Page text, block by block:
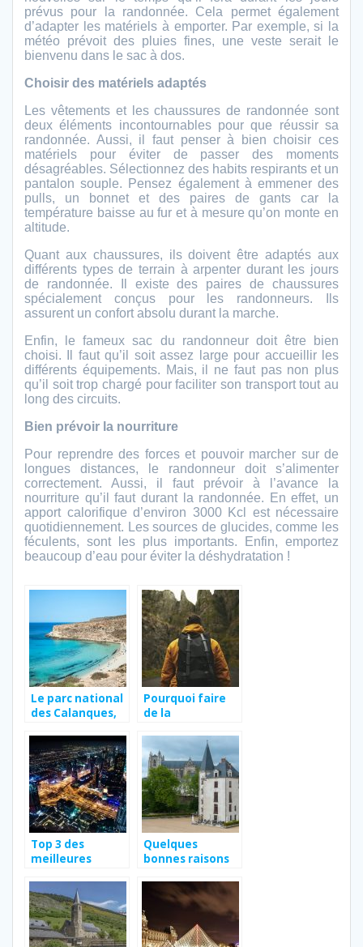
prévus pour la randonnée. Cela permet également
d’adapter les matériels à emporter. Par exemple, si la
météo prévoit des pluies fines, une veste serait le
bienvenu dans le sac à dos.
Choisir des matériels adaptés
Les vêtements et les chaussures de randonnée sont
deux éléments incontournables pour que réussir sa
randonnée. Aussi, il faut penser à bien choisir ces
matériels pour éviter de passer des moments
désagréables. Sélectionnez des habits respirants et un
pantalon souple. Pensez également à emmener des
pulls, un bonnet et des paires de gants car la
température baisse au fur et à mesure qu’on monte en
altitude.
Quant aux chaussures, ils doivent être adaptés aux
différents types de terrain à arpenter durant les jours
de randonnée. Il existe des paires de chaussures
spécialement conçus pour les randonneurs. Ils
assurent un confort absolu durant la marche.
Enfin, le fameux sac du randonneur doit être bien
choisi. Il faut qu’il soit assez large pour accueillir les
différents équipements. Mais, il ne faut pas non plus
qu’il soit trop chargé pour faciliter son transport tout au
long des circuits.
Bien prévoir la nourriture
Pour reprendre des forces et pouvoir marcher sur de
longues distances, le randonneur doit s’alimenter
correctement. Aussi, il faut prévoir à l’avance la
nourriture qu’il faut durant la randonnée. En effet, un
apport calorifique d’environ 3000 Kcl est nécessaire
quotidiennement. Les sources de glucides, comme les
féculents, sont les plus importants. Enfin, emportez
beaucoup d’eau pour éviter la déshydratation !
Le parc national
des Calanques,
incontournable
Pourquoi faire
de la
Top 3 des
meilleures
à Dubaï
Quelques
bonnes raisons
Nantes